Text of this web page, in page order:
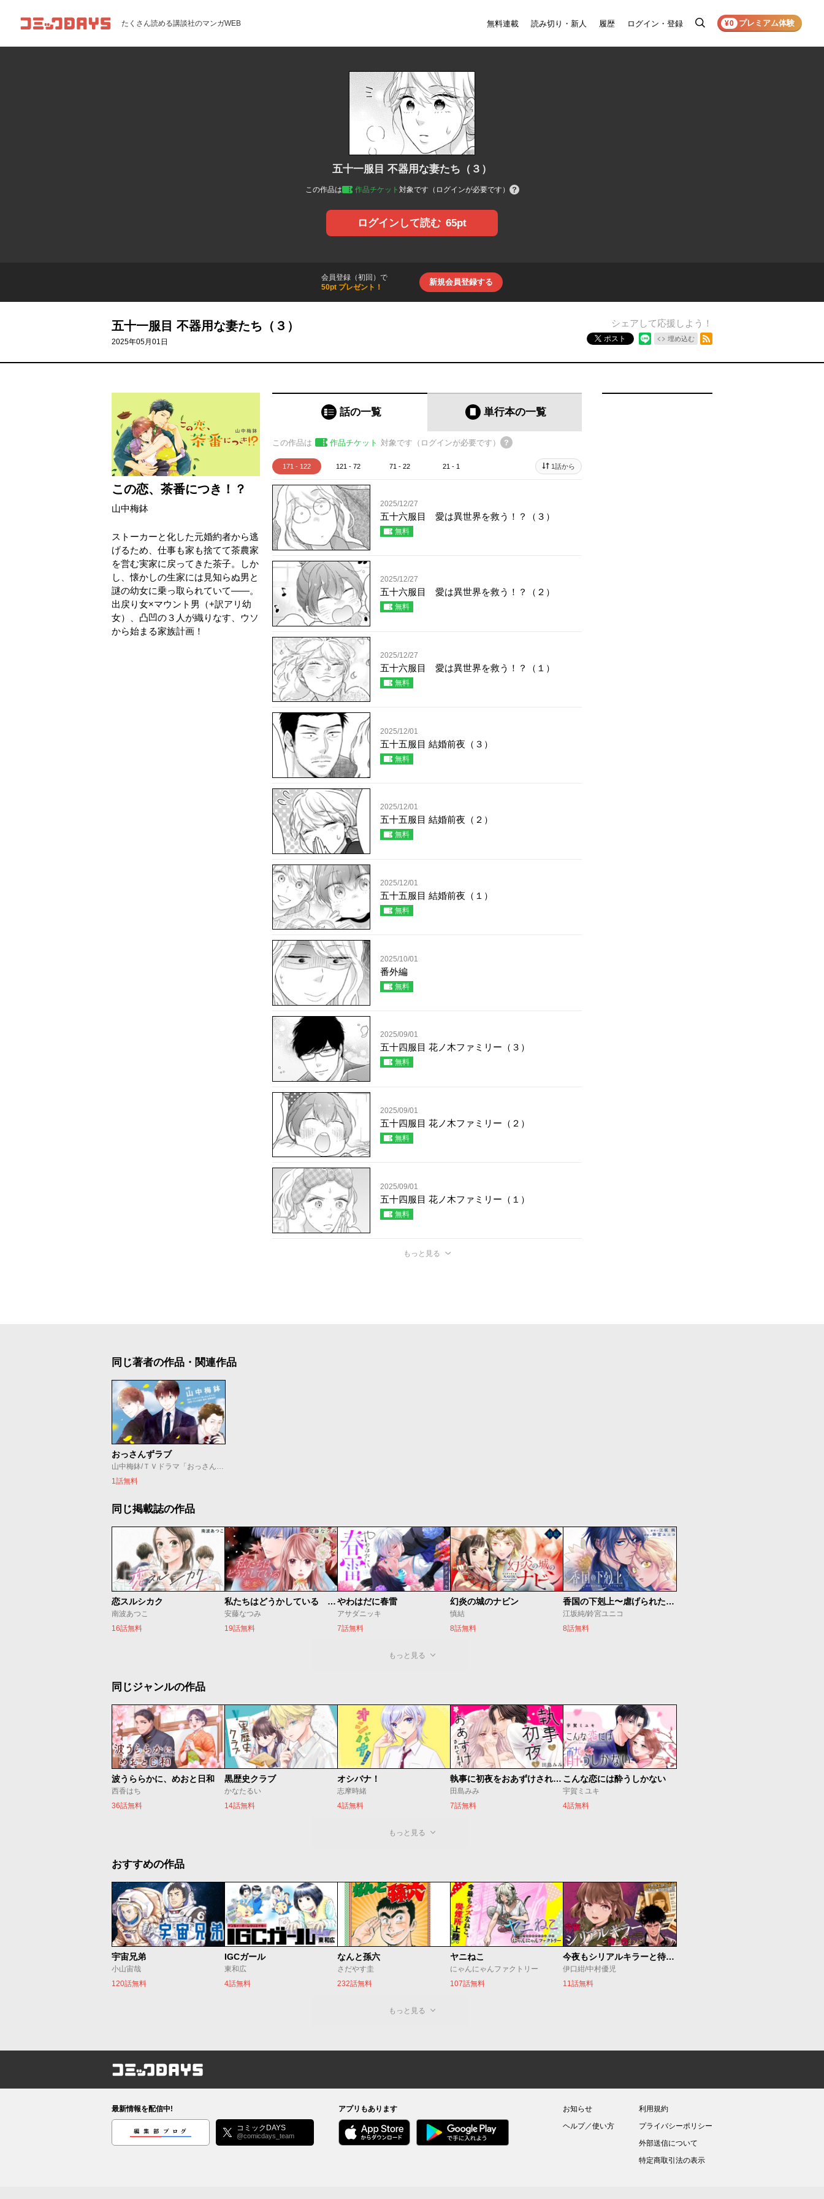
コミックDAYS たくさん読める講談社のマンガWEB 無料連載 読み切り・新人 履歴 ログイン・登録
検
¥0 プレミアム体験
五十一服目 不器用な妻たち（３）
この作品は 作品チケット 対象です（ログインが必要です）
ログインして読む 65pt
会員登録（初回）で
50pt プレゼント！
新規会員登録する
五十一服目 不器用な妻たち（３）
2025年05月01日
シェアして応援しよう！
ポスト 埋め込む
この恋、茶番につき！？
山中梅鉢
ストーカーと化した元婚約者から逃
げるため、仕事も家も捨てて茶農家
を営む実家に戻ってきた茶子。しか
し、懐かしの生家には見知らぬ男と
謎の幼女に乗っ取られていて――。
出戻り女×マウント男（+訳アリ幼
女）、凸凹の３人が織りなす、ウソ
から始まる家族計画！
話の一覧 単行本の一覧
この作品は 作品チケット 対象です（ログインが必要です）
171 - 122 121 - 72 71 - 22 21 - 1 1話から
2025/12/27
五十六服目 愛は異世界を救う！？（３）
無料
2025/12/27
五十六服目 愛は異世界を救う！？（２）
無料
2025/12/27
五十六服目 愛は異世界を救う！？（１）
無料
2025/12/01
五十五服目 結婚前夜（３）
無料
2025/12/01
五十五服目 結婚前夜（２）
無料
2025/12/01
五十五服目 結婚前夜（１）
無料
2025/10/01
番外編
無料
2025/09/01
五十四服目 花ノ木ファミリー（３）
無料
2025/09/01
五十四服目 花ノ木ファミリー（２）
無料
2025/09/01
五十四服目 花ノ木ファミリー（１）
無料
もっと見る
同じ著者の作品・関連作品
おっさんずラブ
山中梅鉢/ＴＶドラマ「おっさんずラブ」（制作：テレビ朝日 脚本：徳尾浩司）
1話無料
同じ掲載誌の作品
恋スルシカク
南波あつこ
16話無料
私たちはどうかしている 妻恋い
安藤なつみ
19話無料
やわはだに春雷
アサダニッキ
7話無料
幻炎の城のナビン
慎結
8話無料
香国の下剋上〜虐げられた調香師は不遇の皇子と天下を狙う〜
江坂純/鈴宮ユニコ
8話無料
もっと見る
同じジャンルの作品
波うららかに、めおと日和
西香はち
36話無料
黒歴史クラブ
かなたるい
14話無料
オシバナ！
志摩時緒
4話無料
執事に初夜をおあずけされてます。
田島みみ
7話無料
こんな恋には酔うしかない
宇賀ミユキ
4話無料
もっと見る
おすすめの作品
宇宙兄弟
小山宙哉
120話無料
IGCガール
東和広
4話無料
なんと孫六
さだやす圭
232話無料
ヤニねこ
にゃんにゃんファクトリー
107話無料
今夜もシリアルキラーと待ち合わせ
伊口紺/中村優児
11話無料
もっと見る
コミックDAYS
最新情報を配信中!
編集部ブログ コミックDAYS
@comicdays_team
アプリもあります
お知らせ
ヘルプ／使い方
利用規約
プライバシーポリシー
外部送信について
特定商取引法の表示